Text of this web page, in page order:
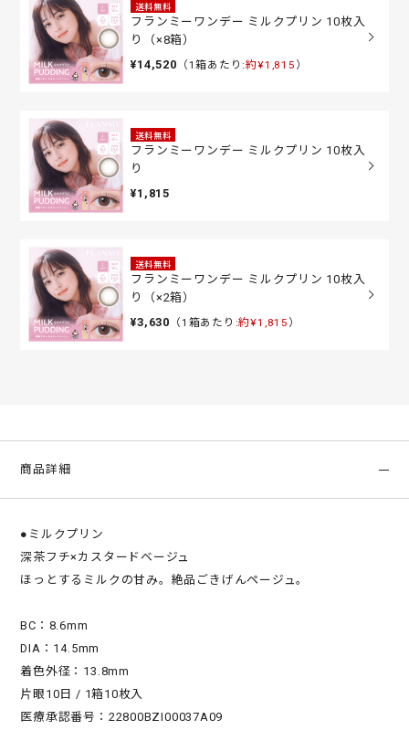
送料無料
フランミーワンデー ミルクプリン 10枚入
り（×8箱）
¥14,520 （1箱あたり:約¥1,815 ）
送料無料
フランミーワンデー ミルクプリン 10枚入
り
¥1,815
送料無料
フランミーワンデー ミルクプリン 10枚入
り（×2箱）
¥3,630 （1箱あたり:約¥1,815 ）
商品詳細
●ミルクプリン
深茶フチ×カスタードベージュ
ほっとするミルクの甘み。絶品ごきげんページュ。
BC：8.6mm
DIA：14.5mm
着色外径：13.8mm
片眼10日 / 1箱10枚入
医療承認番号：22800BZI00037A09